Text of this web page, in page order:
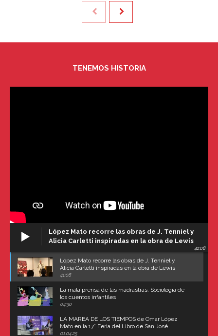
TENEMOS HISTORIA
López Mato recorre las obras de J. Tenniel y
Alicia Carletti inspiradas en la obra de Lewis
41:08
López Mato recorre las obras de J. Tenniel y
Alicia Carletti inspiradas en la obra de Lewis
Carroll
41:08
La mala prensa de las madrastras: Sociología de
los cuentos infantiles
04:30
LA MAREA DE LOS TIEMPOS de Omar López
Mato en la 17° Feria del Libro de San José
(Uruguay)
01:04:25